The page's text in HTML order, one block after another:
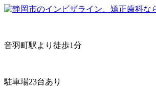
音羽町駅より徒歩1分
駐車場23台あり